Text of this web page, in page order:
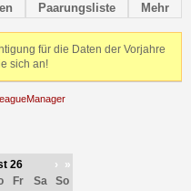
Paarungsliste Mehr
für die Daten der Vorjahre
sich an!
26 ›
»
Fr Sa
So